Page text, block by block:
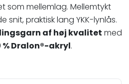
som mellemlag. Mellemtykt
praktisk lang YKK-lynlås.
af høj kvalitet med
% Dralon®-akryl.